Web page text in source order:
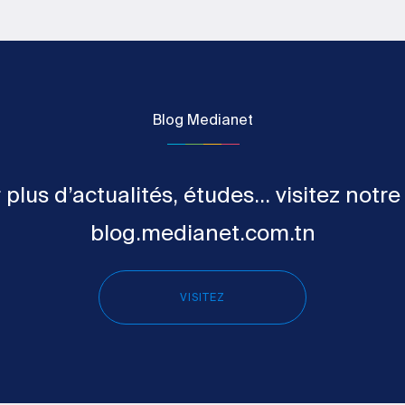
Blog Medianet
plus d’actualités, études... visitez
blog.medianet.com.tn
VISITEZ